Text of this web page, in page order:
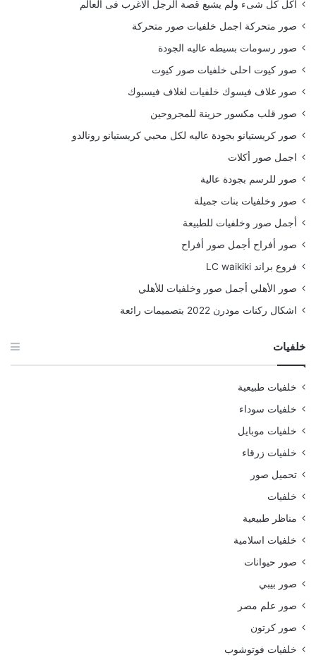
أكل كل شىء ولم يشبع قصة الرجل الاغرب فى العالم
صور متحركة اجمل خلفيات صور متحركة
صور رسومات بسيطه عاليه الجودة
صور كيوت احلى خلفيات صور كيوت
صور غلاف فيسوك خلفيات لغلاف فيسبوك
صور قلب مكسور حزينة للمجروحين
صور كريستيانو بجودة عاليه لكل محبي كريستيانو رونالدو
اجمل صور أكلات
صور للرسم بجودة عالية
صور وخلفيات بنات جميلة
أجمل صور وخلفيات للطبيعة
صور أفراح أجمل صور أفراح
فروع براند LC waikiki
صور الأهلي أجمل صور وخلفيات للأهلي
اشكال ركنات مودرن 2022 بتصميمات رائعة
خلفيات
خلفيات طبيعية
خلفيات سوداء
خلفيات موبايل
خلفيات زرقاء
تحميل صور
خلفيات
مناظر طبيعية
خلفيات اسلامية
صور حيوانات
صور بيبي
صور علم مصر
صور كرتون
خلفيات فوتوشوب